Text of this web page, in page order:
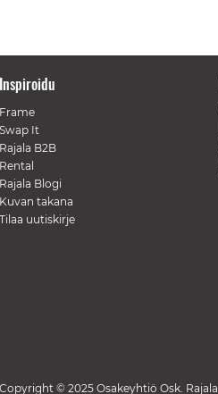
Inspiroidu
Frame
Swap It
Rajala B2B
Rental
Rajala Blogi
Kuvan takana
Tilaa uutiskirje
Copyright © 2025 Osakeyhtiö Osk. Rajala